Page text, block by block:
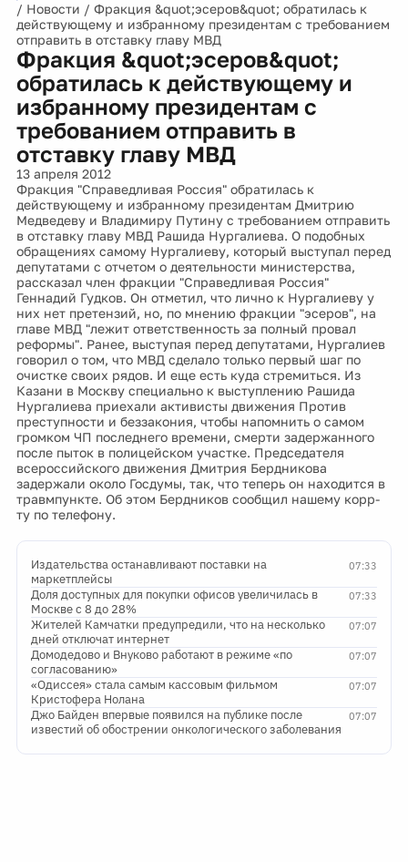
/ Новости / Фракция &quot;эсеров&quot; обратилась к
действующему и избранному президентам с требованием
отправить в отставку главу МВД
Фракция &quot;эсеров&quot;
обратилась к действующему и
избранному президентам с
требованием отправить в
отставку главу МВД
13 апреля 2012
Фракция "Справедливая Россия" обратилась к
действующему и избранному президентам Дмитрию
Медведеву и Владимиру Путину с требованием отправить
в отставку главу МВД Рашида Нургалиева. О подобных
обращениях самому Нургалиеву, который выступал перед
депутатами с отчетом о деятельности министерства,
рассказал член фракции "Справедливая Россия"
Геннадий Гудков. Он отметил, что лично к Нургалиеву у
них нет претензий, но, по мнению фракции "эсеров", на
главе МВД "лежит ответственность за полный провал
реформы". Ранее, выступая перед депутатами, Нургалиев
говорил о том, что МВД сделало только первый шаг по
очистке своих рядов. И еще есть куда стремиться. Из
Казани в Москву специально к выступлению Рашида
Нургалиева приехали активисты движения Против
преступности и беззакония, чтобы напомнить о самом
громком ЧП последнего времени, смерти задержанного
после пыток в полицейском участке. Председателя
всероссийского движения Дмитрия Бердникова
задержали около Госдумы, так, что теперь он находится в
травмпункте. Об этом Бердников сообщил нашему корр-
ту по телефону.
07:33
Издательства останавливают поставки на
маркетплейсы
07:33
Доля доступных для покупки офисов увеличилась в
Москве с 8 до 28%
07:07
Жителей Камчатки предупредили, что на несколько
дней отключат интернет
07:07
Домодедово и Внуково работают в режиме «по
согласованию»
07:07
«Одиссея» стала самым кассовым фильмом
Кристофера Нолана
07:07
Джо Байден впервые появился на публике после
известий об обострении онкологического заболевания